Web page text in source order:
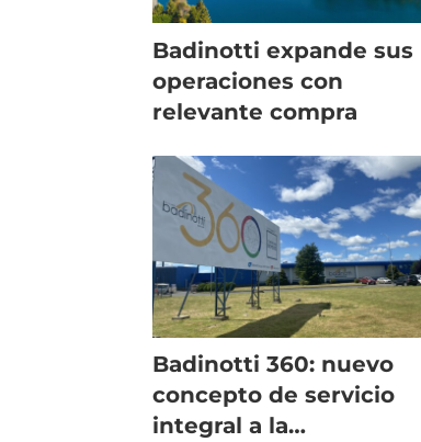
Badinotti expande sus
operaciones con
relevante compra
Badinotti 360: nuevo
concepto de servicio
integral a la